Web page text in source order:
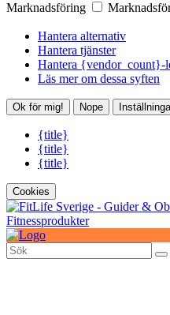
Marknadsföring
Hantera alternativ
Hantera tjänster
Hantera {vendor_count}-
Läs mer om dessa syften
Ok för mig! Nope
{title}
{title}
{title}
Cookies